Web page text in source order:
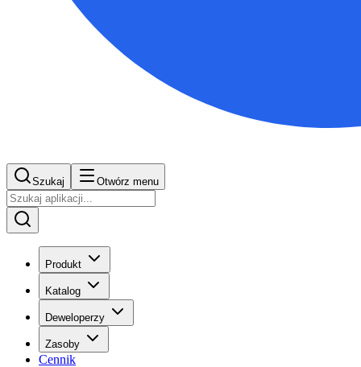
Szukaj Otwórz menu
Produkt
Katalog
Deweloperzy
Zasoby
Cennik